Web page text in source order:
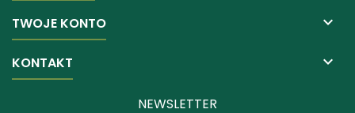
TWOJE KONTO 
KONTAKT 
NEWSLETTER